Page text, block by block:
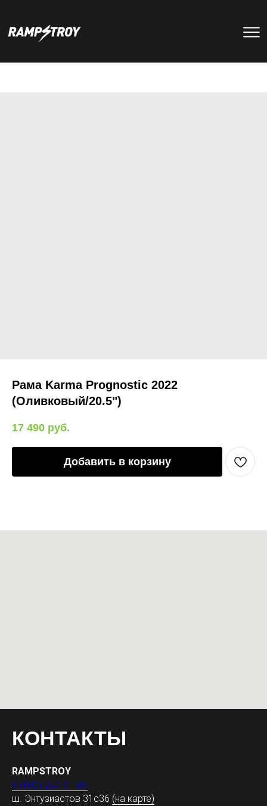
Рама Karma Prognostic 2022
(Оливковый/20.5")
17 490 руб.
Добавить в корзину
КОНТАКТЫ
RAMPSTROY
8 (800) 250-51-06
ш. Энтузиастов 31с36 (на карте)